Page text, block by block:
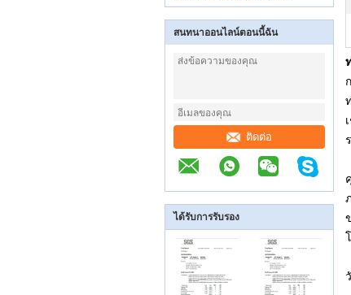
สนทนาออนไลน์ตอนนี้ฉัน
ติดต่อ
ได้รับการรับรอง